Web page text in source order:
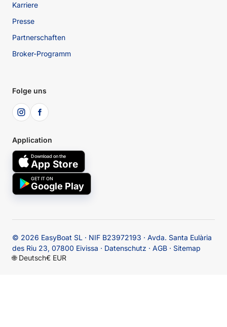
Karriere
Presse
Partnerschaften
Broker-Programm
Folge uns
Application
Download on the
App Store
GET IT ON
Google Play
© 2026 EasyBoat SL · NIF B23972193 · Avda. Santa Eulària
des Riu 23, 07800 Eivissa · Datenschutz · AGB · Sitemap
🌐 Deutsch€ EUR